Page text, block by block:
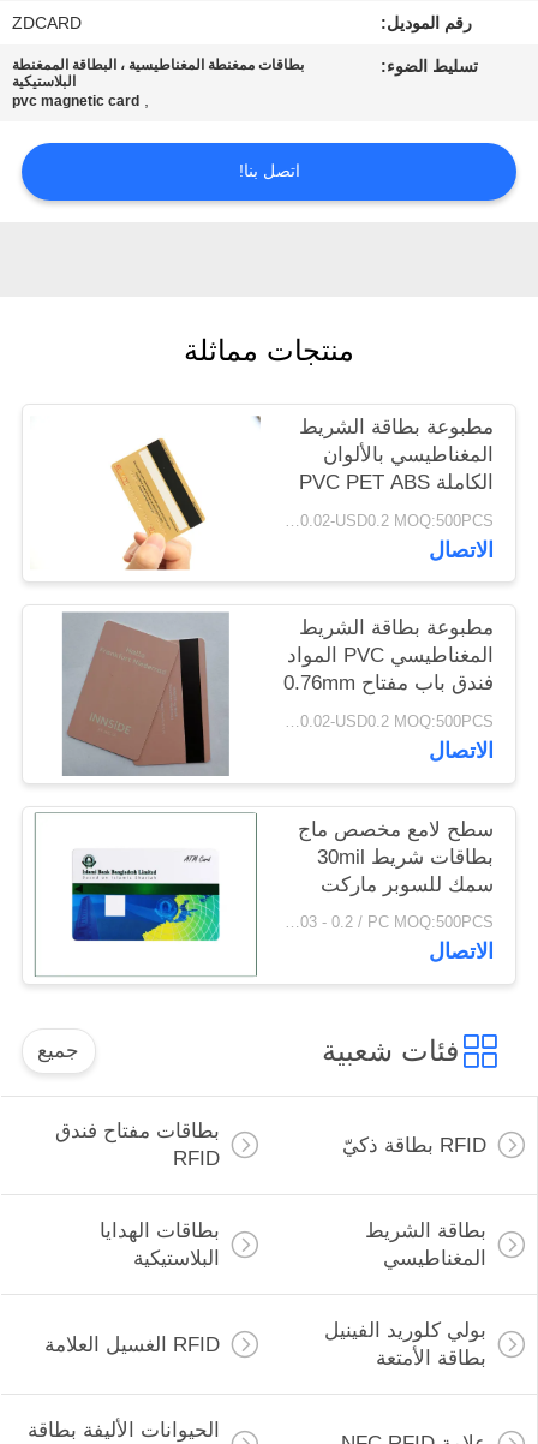
حالات
PRIVACY
POLICY
رقم الموديل: ZDCARD
تسليط الضوء:
بطاقات ممغنطة المغناطيسية ، البطاقة الممغنطة
البلاستيكية
,
pvc magnetic card
اتصل بنا!
منتجات مماثلة
مطبوعة بطاقة الشريط
المغناطيسي بالألوان
الكاملة PVC PET ABS
حسب الطلب
USD0.02-USD0.2 MOQ:500PCS
الاتصال
مطبوعة بطاقة الشريط
المغناطيسي PVC المواد
فندق باب مفتاح 0.76mm
سمك
USD0.02-USD0.2 MOQ:500PCS
الاتصال
سطح لامع مخصص ماج
بطاقات شريط 30mil
سمك للسوبر ماركت
USD0.03 - 0.2 / PC MOQ:500PCS
الاتصال
فئات شعبية جميع
RFID بطاقة ذكيّ
بطاقات مفتاح فندق
RFID
بطاقة الشريط
المغناطيسي
بطاقات الهدايا
البلاستيكية
بولي كلوريد الفينيل
بطاقة الأمتعة
RFID الغسيل العلامة
الحيوانات الأليفة بطاقة